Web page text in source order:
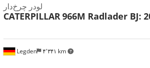
Legden ۴٬۳۴۱ km
لودر چرخ‌دار
CATERPILLAR 966M Radlader BJ: